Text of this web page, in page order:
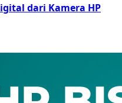
dari Kamera HP